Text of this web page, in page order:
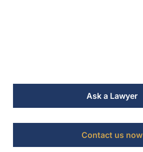
Ask a Lawyer
Contact us now